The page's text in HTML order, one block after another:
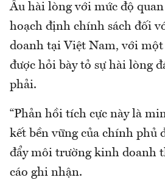
Âu hài lòng với mức độ
hoạch định chính sách đối
doanh tại Việt Nam, với một
được hỏi bày tỏ sự hài lòng
phải.
“Phản hồi tích cực này là
kết bền vững của chính phủ
đẩy môi trường kinh doanh
cáo ghi nhận.